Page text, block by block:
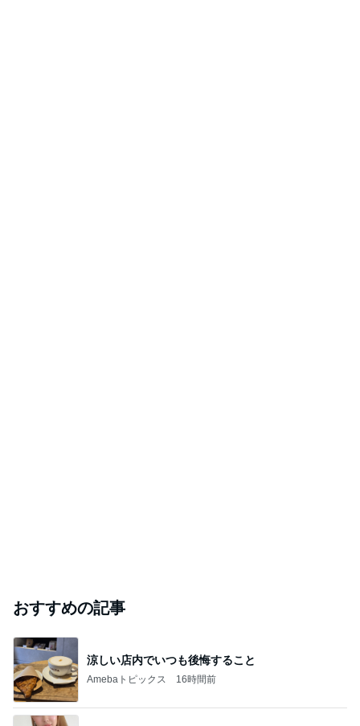
おすすめの記事
涼しい店内でいつも後悔すること
Amebaトピックス 16時間前